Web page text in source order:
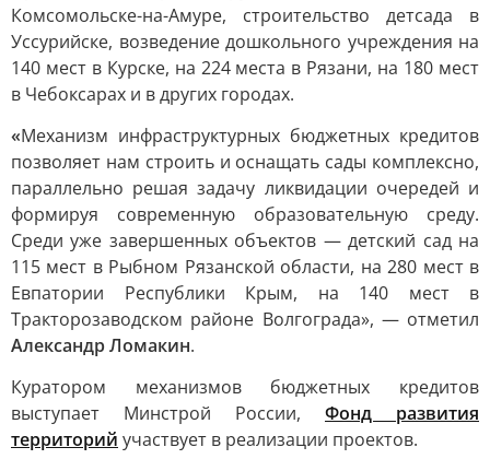
Комсомольске-на-Амуре, строительство детсада в
Уссурийске, возведение дошкольного учреждения на
140 мест в Курске, на 224 места в Рязани, на 180 мест
в Чебоксарах и в других городах.
«Механизм инфраструктурных бюджетных кредитов
позволяет нам строить и оснащать сады комплексно,
параллельно решая задачу ликвидации очередей и
формируя современную образовательную среду.
Среди уже завершенных объектов — детский сад на
115 мест в Рыбном Рязанской области, на 280 мест в
Евпатории Республики Крым, на 140 мест в
Тракторозаводском районе Волгограда», — отметил
Александр Ломакин.
Куратором механизмов бюджетных кредитов
выступает Минстрой России, Фонд развития
территорий участвует в реализации проектов.